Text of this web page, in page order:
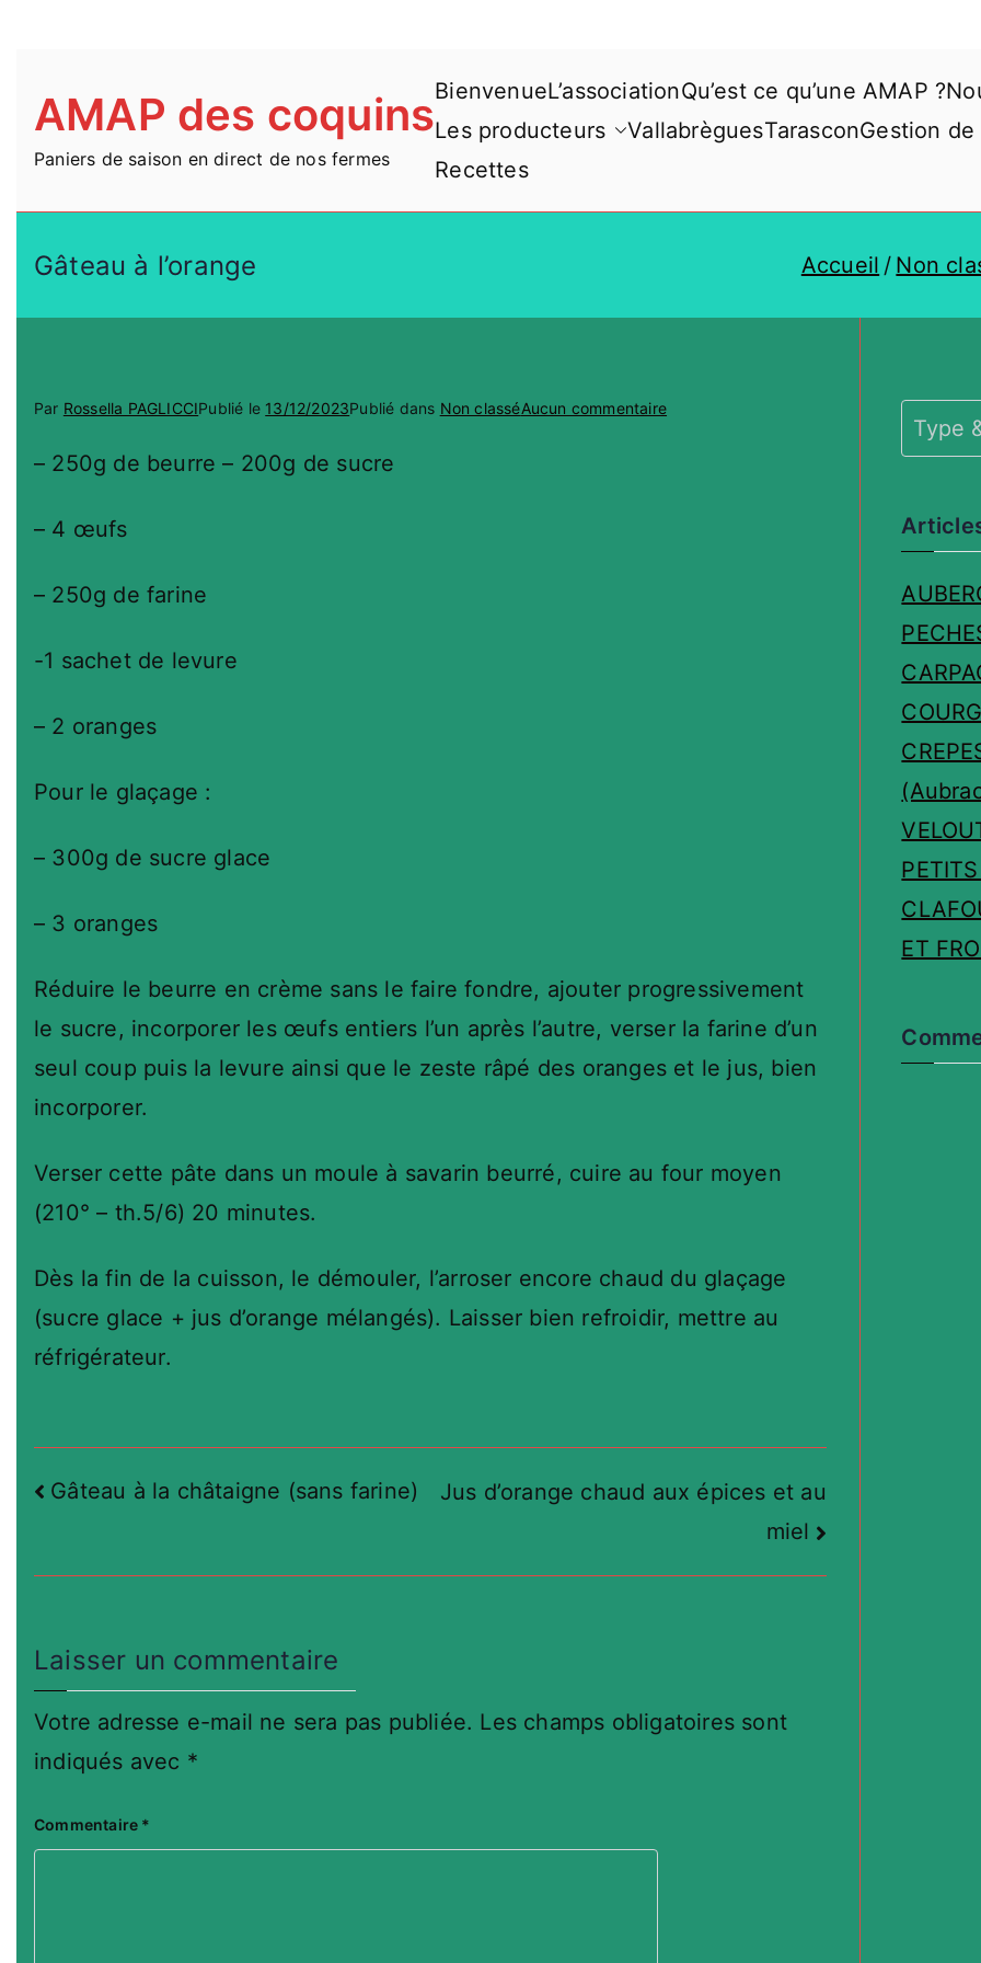
au
contenu
AMAP des coquins
Paniers de saison en direct de nos fermes
BienvenueL’associationQu’est ce qu’une AMAP ?
Les producteurs
VallabrèguesTarasconGestion de
Recettes
Gâteau à l’orange Accueil Non
Par Rossella PAGLICCIPublié le 13/12/2023Publié dans Non classéAucun commentairesur
– 250g de beurre – 200g de sucre
– 4 œufs
– 250g de farine
-1 sachet de levure
– 2 oranges
Pour le glaçage :
– 300g de sucre glace
– 3 oranges
Réduire le beurre en crème sans le faire fondre, ajouter progressivement
le sucre, incorporer les œufs entiers l’un après l’autre, verser la farine d’un
seul coup puis la levure ainsi que le zeste râpé des oranges et le jus, bien
incorporer.
Verser cette pâte dans un moule à savarin beurré, cuire au four moyen
(210° – th.5/6) 20 minutes.
Dès la fin de la cuisson, le démouler, l’arroser encore chaud du glaçage
(sucre glace + jus d’orange mélangés). Laisser bien refroidir, mettre au
réfrigérateur.
Navigation
l’article
Gâteau à la châtaigne (sans farine)
Jus d’orange chaud aux épices et au
miel
Laisser un commentaire
Votre adresse e-mail ne sera pas publiée. Les champs obligatoires sont
indiqués avec *
Commentaire *
ET